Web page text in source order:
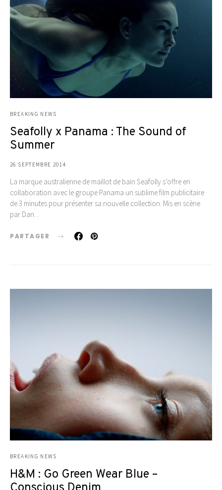
BREAKING NEWS
Seafolly x Panama : The Sound of
Summer
26 SEPTEMBRE 2014
La marque australienne de maillot de bain Seafolly s’offre en
collaboration avec le groupe Panama un sublime film publicitaire
de 3 minutes pour présenter sa nouvelle collection. Mis en scène
par Dan…
PARTAGER
BREAKING NEWS
H&M : Go Green Wear Blue –